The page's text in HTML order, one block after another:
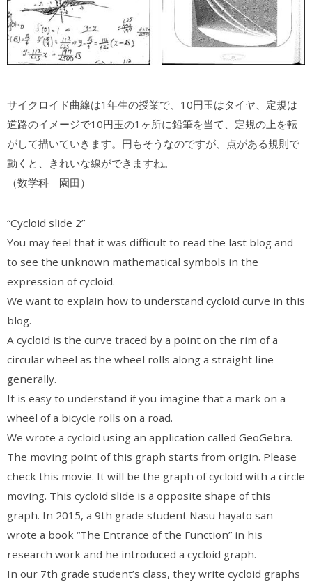
サイクロイド曲線は1年生の授業で、10円玉はタイヤ、定規は
道路のイメージで10円玉の1ヶ所に鉛筆を当て、定規の上を転
がして描いていきます。円もそうなのですが、点がある規則で
動くと、きれいな線ができますね。
（数学科 園田）
“Cycloid slide 2”
You may feel that it was difficult to read the last blog and
to see the unknown mathematical symbols in the
expression of cycloid.
We want to explain how to understand cycloid curve in this
blog.
A cycloid is the curve traced by a point on the rim of a
circular wheel as the wheel rolls along a straight line
generally.
It is easy to understand if you imagine that a mark on a
wheel of a bicycle rolls on a road.
We wrote a cycloid using an application called GeoGebra.
The moving point of this graph starts from origin. Please
check this movie. It will be the graph of cycloid with a circle
moving. This cycloid slide is a opposite shape of this
graph. In 2015, a 9th grade student Nasu hayato san
wrote a book “The Entrance of the Function” in his
research work and he introduced a cycloid graph.
In our 7th grade student’s class, they write cycloid graphs